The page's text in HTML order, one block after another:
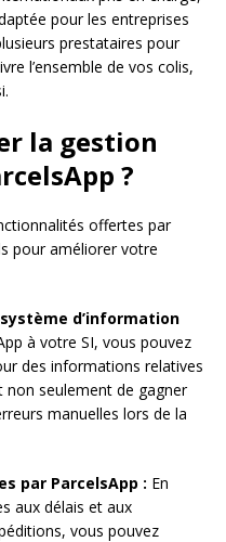
pour les entreprises
prestataires pour
l’ensemble de vos colis,
la gestion
?
offertes par
pour améliorer votre
d’information
à votre SI, vous pouvez
des informations relatives
non seulement de gagner
manuelles lors de la
par ParcelsApp : En
aux délais et aux
vous pouvez